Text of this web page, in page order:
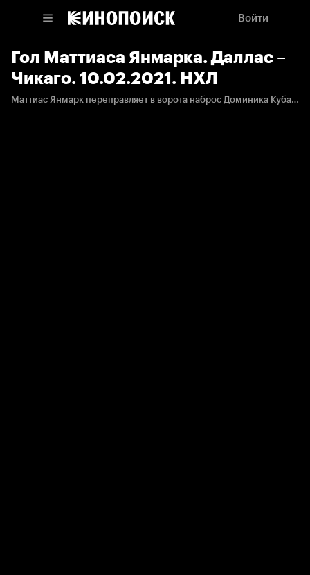
Войти
Гол Маттиаса Янмарка. Даллас –
Чикаго. 10.02.2021. НХЛ
Маттиас Янмарк переправляет в ворота наброс Доминика Кубалика на пятак, реализовывая большинство